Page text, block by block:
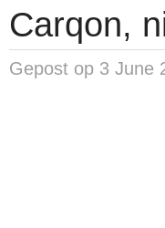
Carqon,
Gepost op 3 June